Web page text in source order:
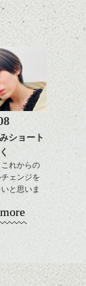
に雰囲気
スタイリン
ので朝の
カット。
け感を演
、
もおすすめ
ージュカ
ヤと透明
ショート
れからの
ェンジを
と思いま
ォルムが
に雰囲気
タイリン